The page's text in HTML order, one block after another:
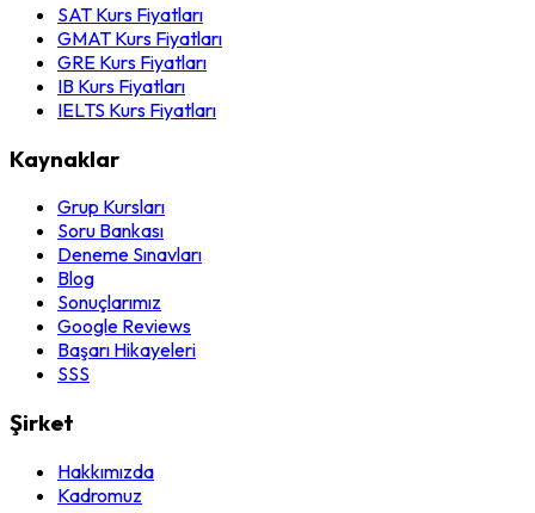
SAT Kurs Fiyatları
GMAT Kurs Fiyatları
GRE Kurs Fiyatları
IB Kurs Fiyatları
IELTS Kurs Fiyatları
Kaynaklar
Grup Kursları
Soru Bankası
Deneme Sınavları
Blog
Sonuçlarımız
Google Reviews
Başarı Hikayeleri
SSS
Şirket
Hakkımızda
Kadromuz